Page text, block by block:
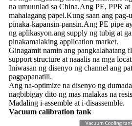
na umuunlad sa China.Ang PE, PPR
mahalagang papel.Kung saan ang
pinaka-kapansin-pansin.Ang PE pipe
ng aplikasyon.ang supply ng tubig at
pinakamalaking application market.
Ginagamit namin ang pangkalahatang
support structure at naaalis na mga
Iniwasan ng disenyo ng channel ang
pagpapanatili.
Ang na-optimize na disenyo ng
nagbibigay dito ng mas malakas na
Madaling i-assemble at i-disassemble.
Vacuum calibration tank